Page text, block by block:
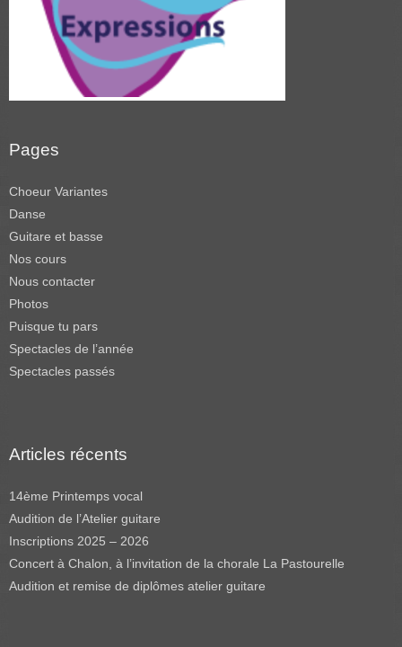
Pages
Choeur Variantes
Danse
Guitare et basse
Nos cours
Nous contacter
Photos
Puisque tu pars
Spectacles de l’année
Spectacles passés
Articles récents
14ème Printemps vocal
Audition de l’Atelier guitare
Inscriptions 2025 – 2026
Concert à Chalon, à l’invitation de la chorale La Pastourelle
Audition et remise de diplômes atelier guitare